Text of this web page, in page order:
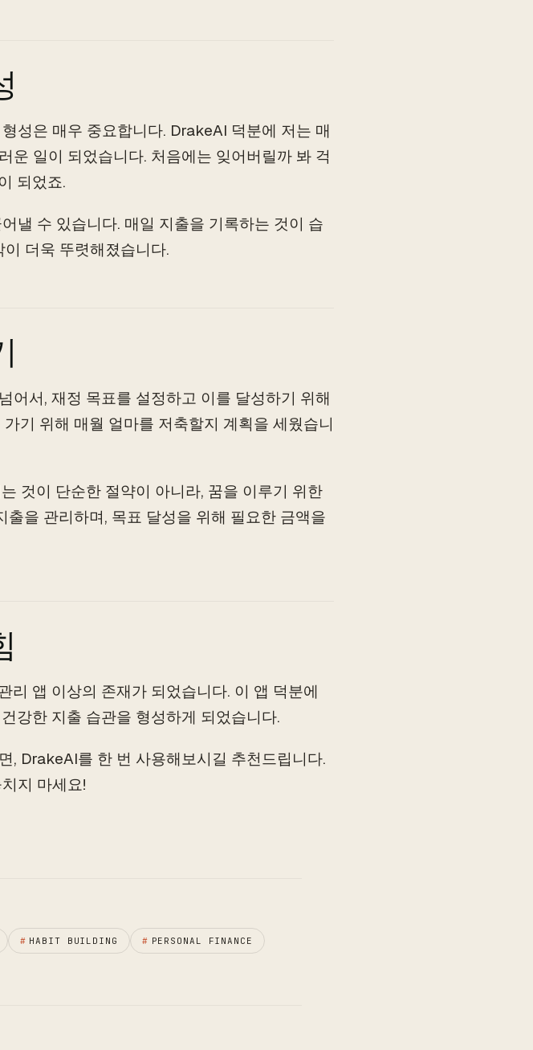
성은 매우 중요합니다. DrakeAI 덕분에 저는 매
운 일이 되었습니다. 처음에는 잊어버릴까 봐 걱
되었죠.
낼 수 있습니다. 매일 지출을 기록하는 것이 습
더욱 뚜렷해졌습니다.
어서, 재정 목표를 설정하고 이를 달성하기 위해
기 위해 매월 얼마를 저축할지 계획을 세웠습니
것이 단순한 절약이 아니라, 꿈을 이루기 위한
을 관리하며, 목표 달성을 위해 필요한 금액을
리 앱 이상의 존재가 되었습니다. 이 앱 덕분에
강한 지출 습관을 형성하게 되었습니다.
, DrakeAI를 한 번 사용해보시길 추천드립니다.
지 마세요!
# HABIT BUILDING # PERSONAL FINANCE